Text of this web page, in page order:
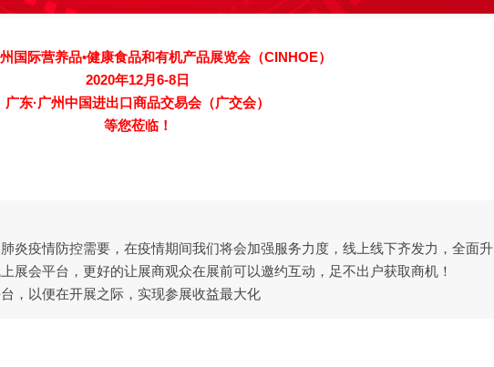
国际营养品•健康食品和有机产品展览会（CINHOE）
2020年12月6-8日
广东·广州中国进出口商品交易会（广交会）
等您莅临！
疫情防控需要，在疫情期间我们将会加强服务力度，线上线下齐发力，全面升
展会平台，更好的让展商观众在展前可以邀约互动，足不出户获取商机！
，以便在开展之际，实现参展收益最大化